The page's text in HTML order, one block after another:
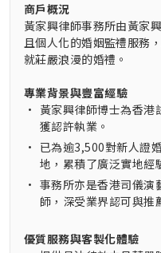
商戶概況
黃家興律師事務所由黃家
且個人化的婚姻監禮服務
就莊嚴浪漫的婚禮。
專業背景與豐富經驗
• 黃家興律師博士為香
獲認許執業。
• 已為逾3,500對新人證
地，累積了廣泛實地經
• 事務所亦是香港司儀演
師，深受業界認可與推
優質服務與客製化體驗